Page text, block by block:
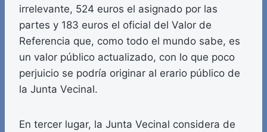
irrelevante, 524 euros el asignado por las
partes y 183 euros el oficial del Valor de
Referencia que, como todo el mundo sabe, es
un valor público actualizado, con lo que poco
perjuicio se podría originar al erario público de
la Junta Vecinal.
En tercer lugar, la Junta Vecinal considera de